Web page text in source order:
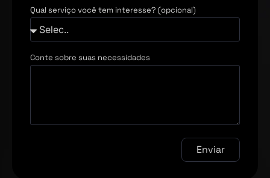
Qual serviço você tem interesse? (opcional)
Conte sobre suas necessidades
Enviar